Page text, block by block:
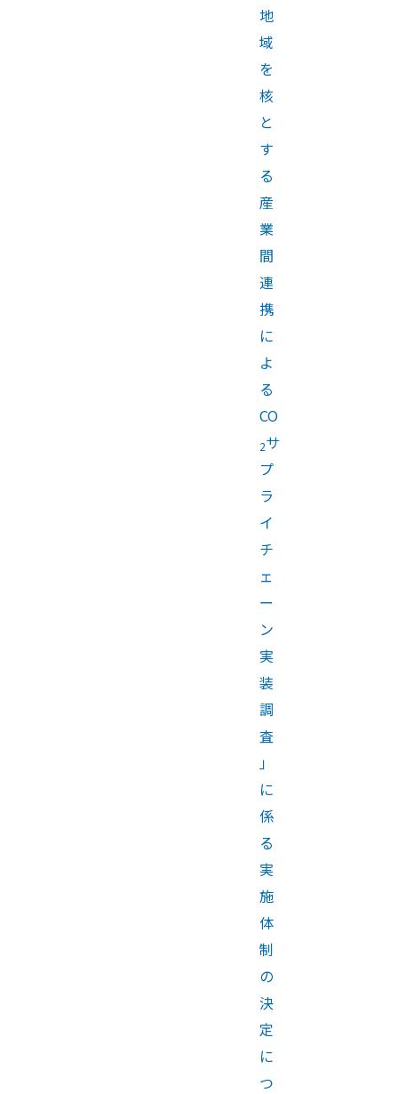
地
域
を
核
と
す
る
産
業
間
連
携
に
よ
る
CO
2サ
プ
ラ
イ
チ
ェ
ー
ン
実
装
調
査
」
に
係
る
実
施
体
制
の
決
定
に
つ